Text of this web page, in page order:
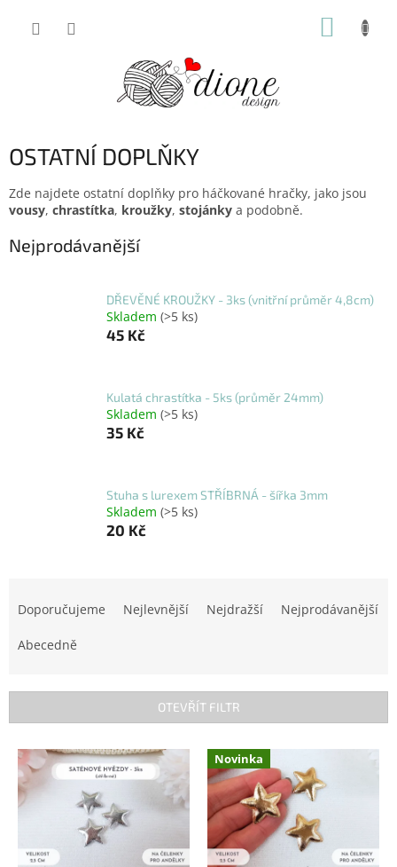
OSTATNÍ DOPLŇKY
Zde najdete ostatní doplňky pro háčkované hračky, jako jsou
vousy, chrastítka, kroužky, stojánky a podobně.
Nejprodávanější
DŘEVĚNÉ KROUŽKY - 3ks (vnitřní průměr 4,8cm)
Skladem (>5 ks)
45 Kč
Kulatá chrastítka - 5ks (průměr 24mm)
Skladem (>5 ks)
35 Kč
Stuha s lurexem STŘÍBRNÁ - šířka 3mm
Skladem (>5 ks)
20 Kč
r
Doporučujeme Nejlevnější Nejdražší Nejprodávanější
Abecedně
OTEVŘÍT FILTR
V
p
p
Novinka